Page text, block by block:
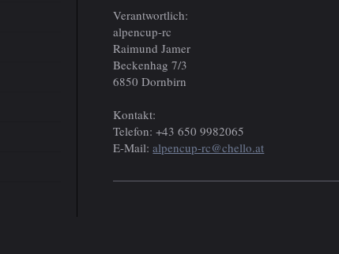
Verantwortlich:
alpencup-rc
Raimund Jamer
Beckenhag 7/3
6850 Dornbirn
Kontakt:
Telefon: +43 650 9982065
E-Mail:alpencup-rc@chello.at